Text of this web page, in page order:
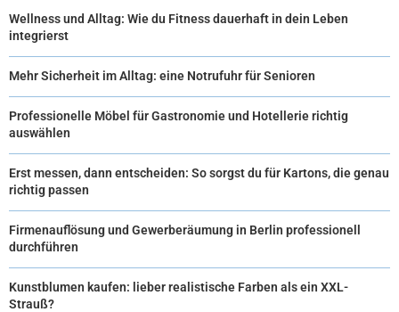
Wellness und Alltag: Wie du Fitness dauerhaft in dein Leben
integrierst
Mehr Sicherheit im Alltag: eine Notrufuhr für Senioren
Professionelle Möbel für Gastronomie und Hotellerie richtig
auswählen
Erst messen, dann entscheiden: So sorgst du für Kartons, die genau
richtig passen
Firmenauflösung und Gewerberäumung in Berlin professionell
durchführen
Kunstblumen kaufen: lieber realistische Farben als ein XXL-
Strauß?